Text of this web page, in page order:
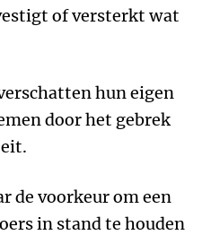
of versterkt wat
hun eigen
door het gebrek
de voorkeur om een
in stand te houden